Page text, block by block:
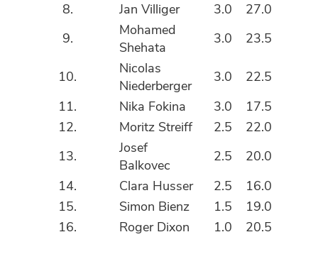
8.
Jan Villiger 3.0
27.0
9.
Mohamed
Shehata
3.0 23.5
10.
Nicolas
Niederberger
3.0
22.5
11.
Nika Fokina 3.0
17.5
12.
Moritz Streiff 2.5
22.0
13.
Josef
Balkovec
2.5
20.0
14.
Clara Husser 2.5
16.0
15.
Simon Bienz 1.5
19.0
16.
Roger Dixon 1.0 20.5